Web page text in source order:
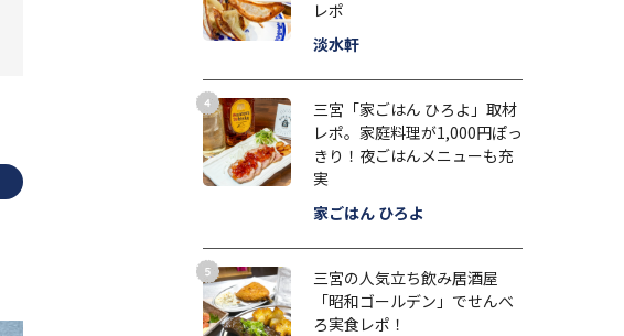
レポ
淡水軒
三宮「家ごはん ひろよ」取材
レポ。家庭料理が1,000円ぽっ
きり！夜ごはんメニューも充
実
家ごはん ひろよ
三宮の人気立ち飲み居酒屋
「昭和ゴールデン」でせんべ
ろ実食レポ！